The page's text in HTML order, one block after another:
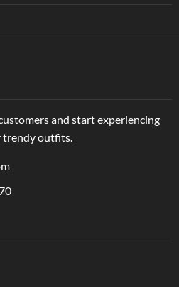
and start experiencing
outfits.